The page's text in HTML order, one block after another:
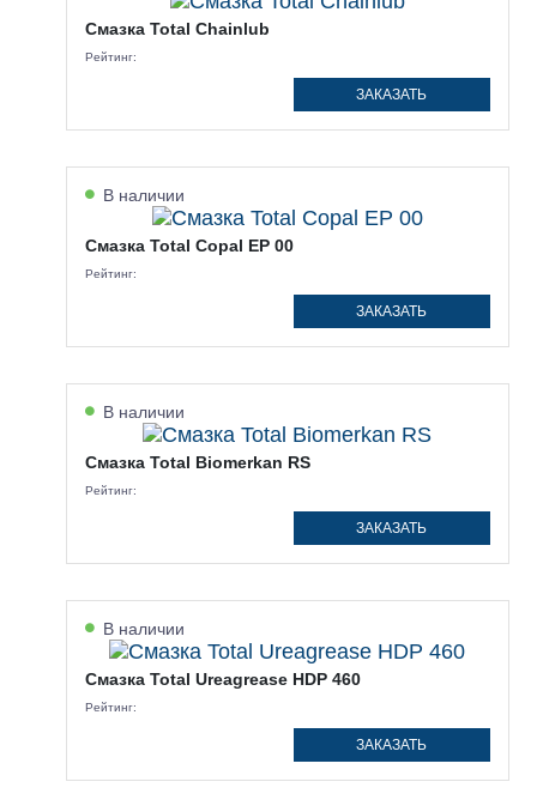
Смазка Total Chainlub
Рейтинг:
ЗАКАЗАТЬ
В наличии
Смазка Total Copal EP 00
Рейтинг:
ЗАКАЗАТЬ
В наличии
Смазка Total Biomerkan RS
Рейтинг:
ЗАКАЗАТЬ
В наличии
Смазка Total Ureagrease HDP 460
Рейтинг:
ЗАКАЗАТЬ